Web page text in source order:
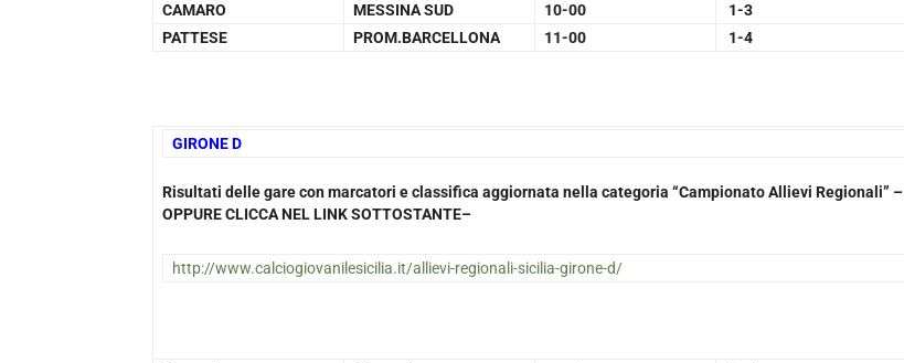
CAMARO
MESSINA SUD 10-00
1-3
PATTESE
PROM.BARCELLONA 11-00 1-4
GIRONE D
Risultati delle gare con marcatori e classifica aggiornata nella categoria “Campionato Allievi Regionali” –
OPPURE CLICCA NEL LINK SOTTOSTANTE–
http://www.calciogiovanilesicilia.it/allievi-regionali-sicilia-girone-d/